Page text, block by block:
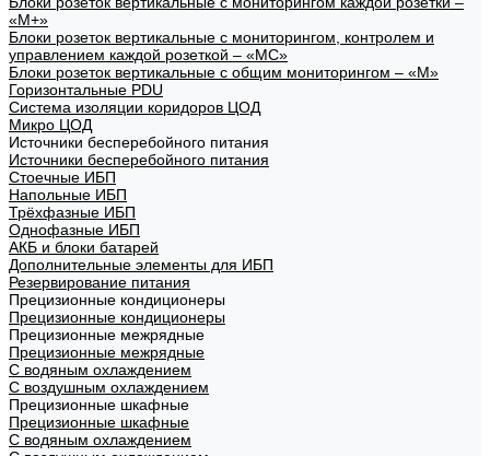
«М+»
Блоки розеток вертикальные с мониторингом, контролем и
управлением каждой розеткой – «МС»
Блоки розеток вертикальные с общим мониторингом – «М»
Горизонтальные PDU
Система изоляции коридоров ЦОД
Микро ЦОД
Источники бесперебойного питания
Источники бесперебойного питания
Стоечные ИБП
Напольные ИБП
Трёхфазные ИБП
Однофазные ИБП
АКБ и блоки батарей
Дополнительные элементы для ИБП
Резервирование питания
Прецизионные кондиционеры
Прецизионные кондиционеры
Прецизионные межрядные
Прецизионные межрядные
С водяным охлаждением
С воздушным охлаждением
Прецизионные шкафные
Прецизионные шкафные
С водяным охлаждением